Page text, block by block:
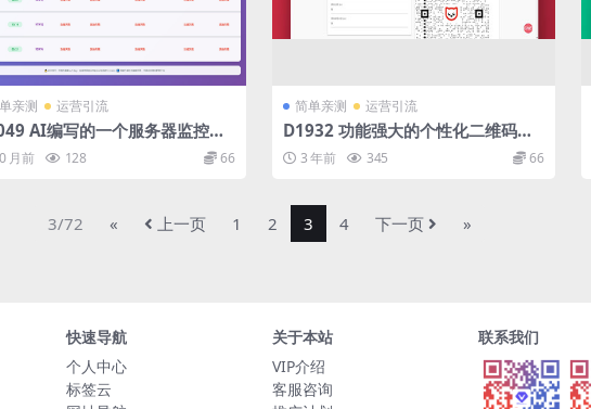
亲测 运营引流
AI编写的一个服务器监控源
月前 128 66
简单亲测 运营引流
D1932 功能强大的个性化二维码生
成网页源码
3 年前 345 66
3/72 « 上一页 1 2 3 4 下一页 »
快速导航
个人中心
标签云
关于本站
VIP介绍
客服咨询
联系我们